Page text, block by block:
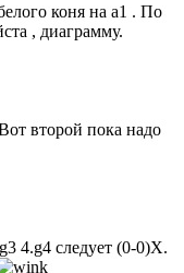
коня на а1 . По
, диаграмму.
второй пока надо
4.g4 следует (0-0)X.